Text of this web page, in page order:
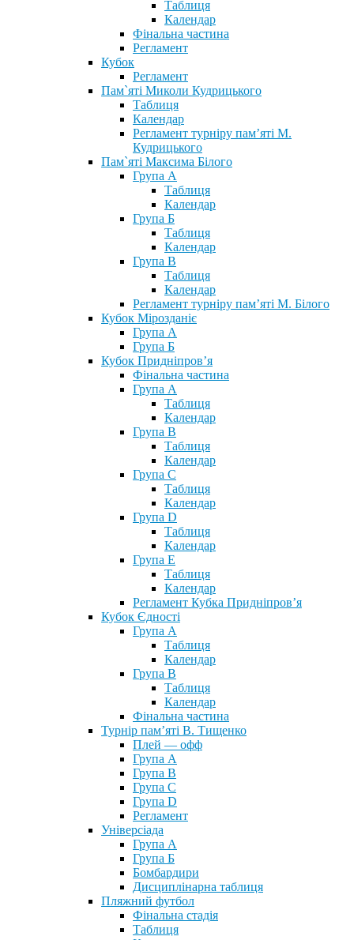
Таблиця
Календар
Фінальна частина
Регламент
Кубок
Регламент
Пам`яті Миколи Кудрицького
Таблиця
Календар
Регламент турніру пам’яті М.
Кудрицького
Пам`яті Максима Білого
Група А
Таблиця
Календар
Група Б
Таблиця
Календар
Група В
Таблиця
Календар
Регламент турніру пам’яті М. Білого
Кубок Мірозданіє
Група А
Група Б
Кубок Придніпров’я
Фінальна частина
Група А
Таблиця
Календар
Група В
Таблиця
Календар
Група С
Таблиця
Календар
Група D
Таблиця
Календар
Група Е
Таблиця
Календар
Регламент Кубка Придніпров’я
Кубок Єдності
Група А
Таблиця
Календар
Група В
Таблиця
Календар
Фінальна частина
Турнір пам’яті В. Тищенко
Плей — офф
Група А
Група B
Група С
Група D
Регламент
Універсіада
Група А
Група Б
Бомбардири
Дисциплінарна таблиця
Пляжний футбол
Фінальна стадія
Таблиця